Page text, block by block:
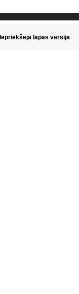
Iepriekšējā lapas versija